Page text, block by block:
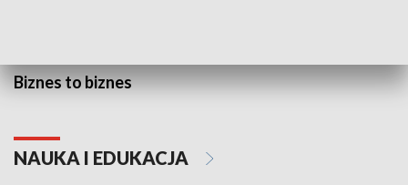
Biznes to biznes
NAUKA I EDUKACJA